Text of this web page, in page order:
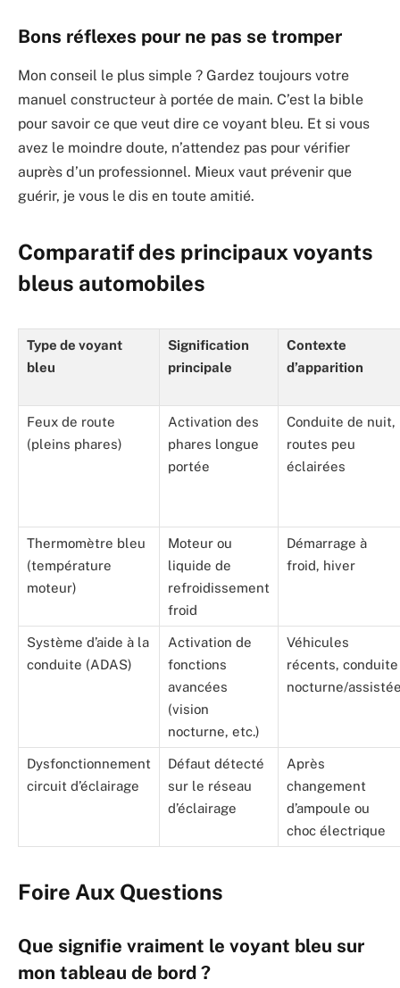
Bons réflexes pour ne pas se tromper
Mon conseil le plus simple ? Gardez toujours votre
manuel constructeur à portée de main. C’est la bible
pour savoir ce que veut dire ce voyant bleu. Et si vous
avez le moindre doute, n’attendez pas pour vérifier
auprès d’un professionnel. Mieux vaut prévenir que
guérir, je vous le dis en toute amitié.
Comparatif des principaux voyants
bleus automobiles
Type de voyant
bleu
Signification
principale
Contexte
d’apparition
Feux de route
(pleins phares)
Activation des
phares longue
portée
Conduite de nuit,
routes peu
éclairées
Thermomètre bleu
(température
moteur)
Moteur ou
liquide de
refroidissement
froid
Démarrage à
froid, hiver
Système d’aide à la
conduite (ADAS)
Activation de
fonctions
avancées
(vision
nocturne, etc.)
Véhicules
récents, conduite
nocturne/
Dysfonctionnement
circuit d’éclairage
Défaut détecté
sur le réseau
d’éclairage
Après
changement
d’ampoule ou
choc électrique
Foire Aux Questions
Que signifie vraiment le voyant bleu sur
mon tableau de bord ?